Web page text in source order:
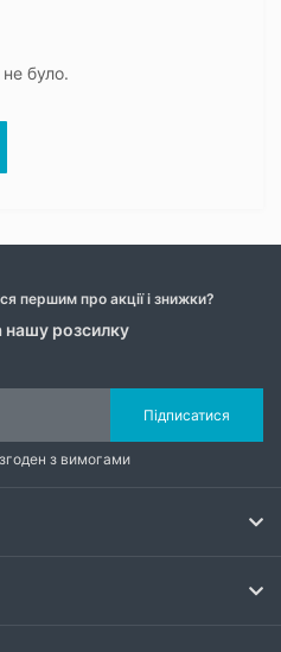
було.
першим про акції і знижки?
нашу розсилку
Підписатися
згоден з вимогами